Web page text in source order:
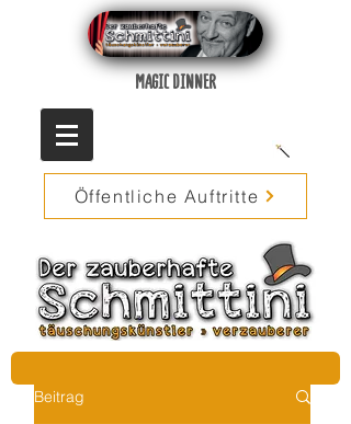
MAGIC DINNER
Öffentliche Auftritte
Beitrag